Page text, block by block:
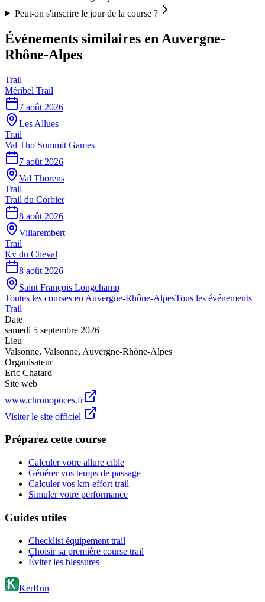
Peut-on s'inscrire le jour de la course ?
Événements similaires en Auvergne-
Rhône-Alpes
Trail
Méribel Trail
7 août 2026
Les Allues
Trail
Val Tho Summit Games
7 août 2026
Val Thorens
Trail
Trail du Corbier
8 août 2026
Villarembert
Trail
Kv du Cheval
8 août 2026
Saint François Longchamp
Toutes les courses en Auvergne-Rhône-AlpesTous les événements
Trail
Date
samedi 5 septembre 2026
Lieu
Valsonne, Valsonne, Auvergne-Rhône-Alpes
Organisateur
Eric Chatard
Site web
www.chronopuces.fr
Visiter le site officiel
Préparez cette course
Calculer votre allure cible
Générer vos temps de passage
Calculer vos km-effort trail
Simuler votre performance
Guides utiles
Checklist équipement trail
Choisir sa première course trail
Éviter les blessures
KerRun